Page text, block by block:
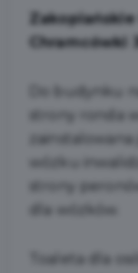
Chramcówki
Do budynku
strony ronda
wózku
strony
Toaleta dla